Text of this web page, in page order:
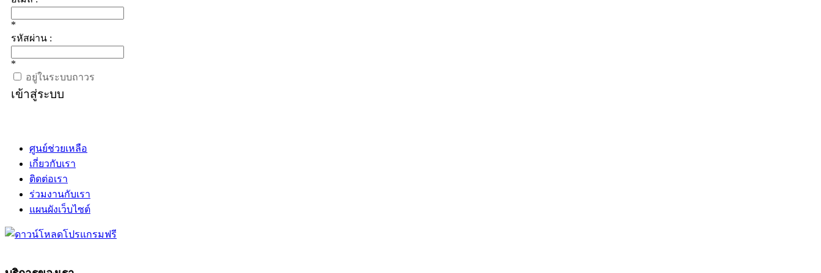
*
รหัสผ่าน :
*
อยู่ในระบบถาวร
เข้าสู่ระบบ
ศูนย์ช่วยเหลือ
เกี่ยวกับเรา
ติดต่อเรา
ร่วมงานกับเรา
แผนผังเว็บไซต์